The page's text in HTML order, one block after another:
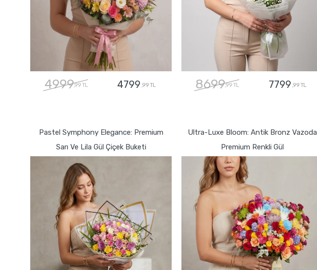
4999,99 TL 4799 ,99 TL 8699,99 TL 7799 ,99 TL
Pastel Symphony Elegance: Premium
Sarı Ve Lila Gül Çiçek Buketi
Ultra-Luxe Bloom: Antik Bronz Vazoda
Premium Renkli Gül